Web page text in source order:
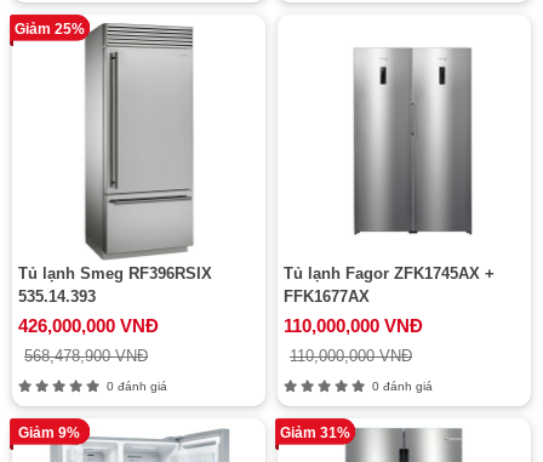
Giảm 25%
Tủ lạnh Smeg RF396RSIX
535.14.393
426,000,000 VNĐ
568,478,900 VNĐ
0 đánh giá
Tủ lạnh Fagor ZFK1745AX +
FFK1677AX
110,000,000 VNĐ
110,000,000 VNĐ
0 đánh giá
Giảm 9% Giảm 31%